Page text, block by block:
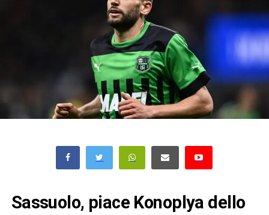
Sassuolo, piace Konoplya dello